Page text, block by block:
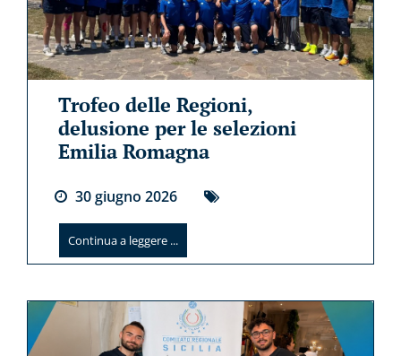
Trofeo delle Regioni,
delusione per le selezioni
Emilia Romagna
30giugno 2026
Continua a leggere ...